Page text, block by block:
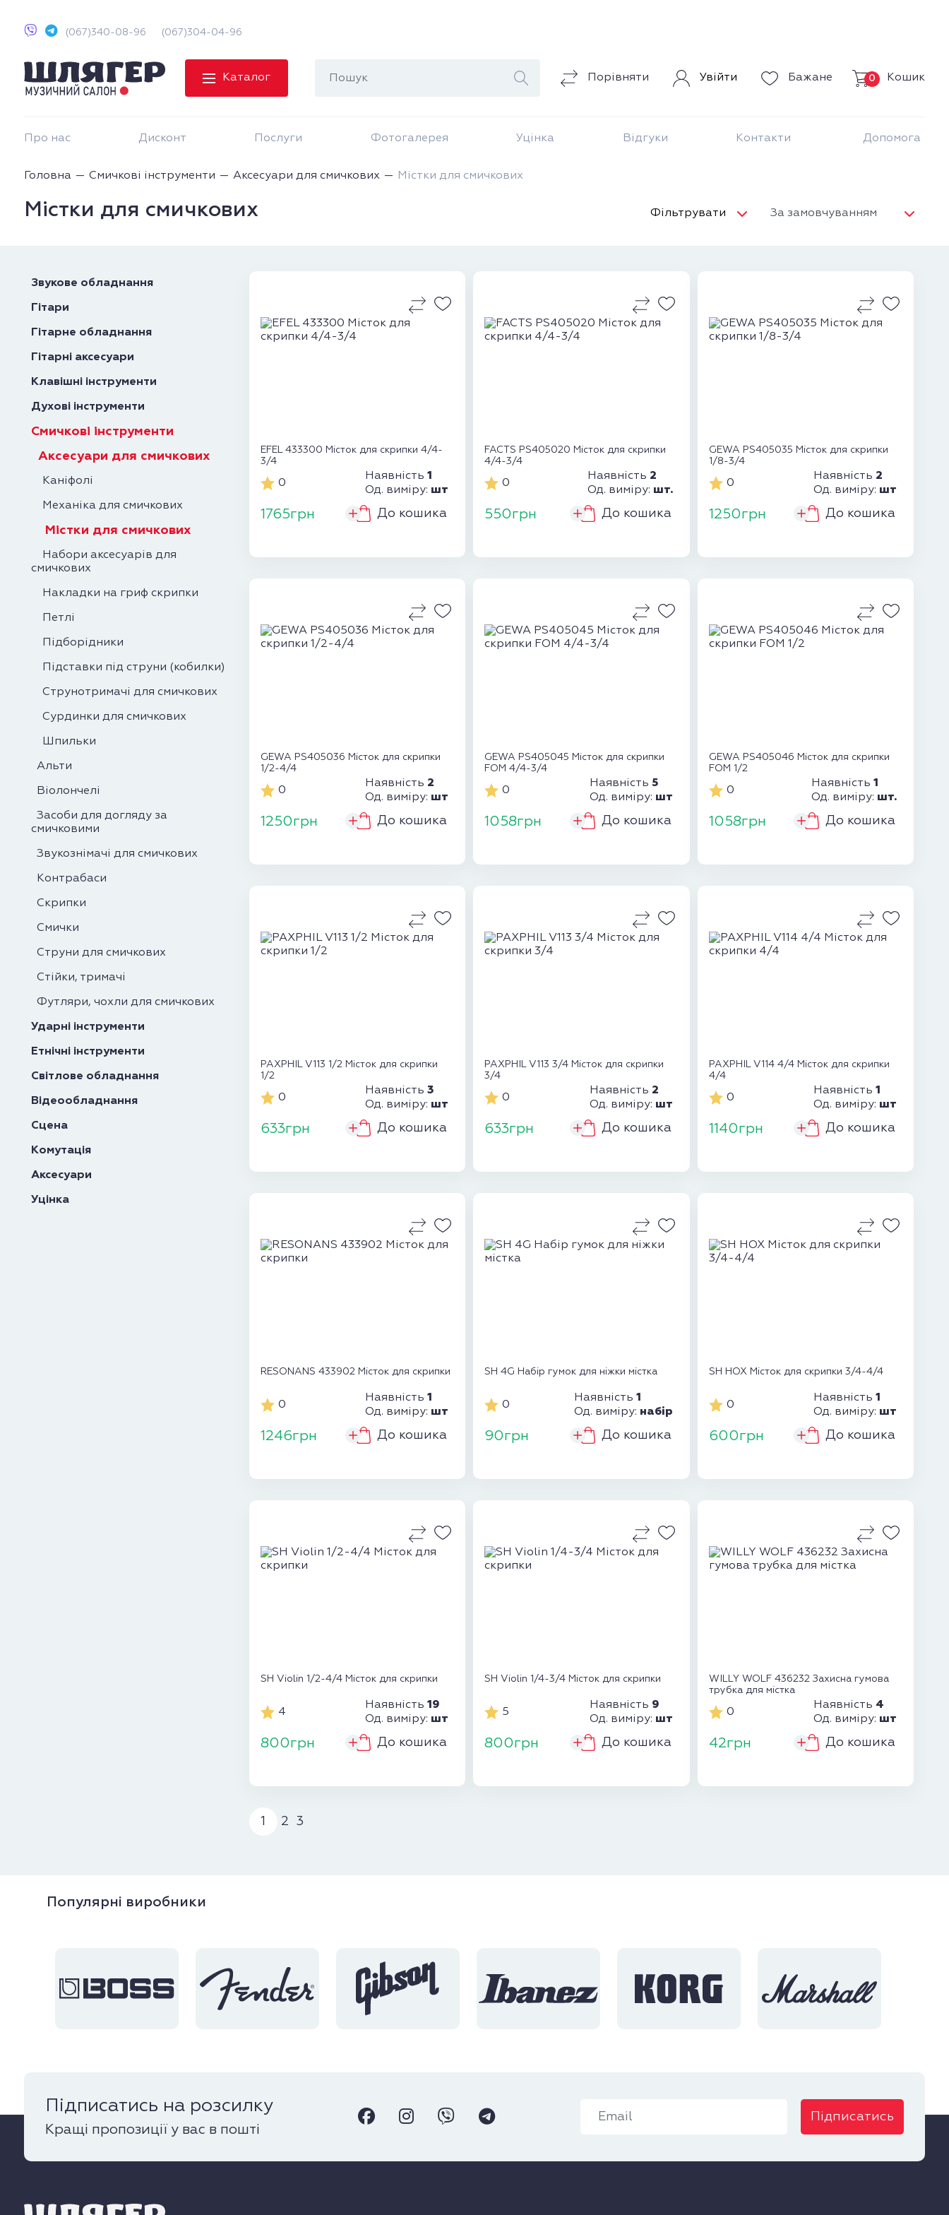
(067)340-08-96 (067)304-04-96
Каталог Порівняти Увійти Бажане Кошик
0
Про нас Дисконт Послуги Фотогалерея Уцінка Відгуки Контакти Допомога
Головна Смичкові інструменти Аксесуари для смичкових Містки для смичкових
Містки для смичкових Фільтрувати
Звукове обладнання
Гітари
Гітарне обладнання
Гітарні аксесуари
Клавішні інструменти
Духові інструменти
Смичкові інструменти
Аксесуари для смичкових
Каніфолі
Механіка для смичкових
Містки для смичкових
Набори аксесуарів для
смичкових
Накладки на гриф скрипки
Петлі
Підборідники
Підставки під струни (кобилки)
Струнотримачі для смичкових
Сурдинки для смичкових
Шпильки
Альти
Віолончелі
Засоби для догляду за
смичковими
Звукознімачі для смичкових
Контрабаси
Скрипки
Смички
Струни для смичкових
Стійки, тримачі
Футляри, чохли для смичкових
Ударні інструменти
Етнічні інструменти
Світлове обладнання
Відеообладнання
Сцена
Комутація
Аксесуари
Уцінка
EFEL 433300 Місток для скрипки 4/4-
3/4
0
Наявність1
Од. виміру: шт
1765грн До кошика
FACTS PS405020 Місток для скрипки
4/4-3/4
0
Наявність 2
Од. виміру: шт.
550грн До кошика
GEWA PS405035 Місток для скрипки
1/8-3/4
0
Наявність 2
Од. виміру: шт
1250грн До кошика
GEWA PS405036 Місток для скрипки
1/2-4/4
0
Наявність 2
Од. виміру: шт
1250грн До кошика
GEWA PS405045 Місток для скрипки
FOM 4/4-3/4
0
Наявність 5
Од. виміру: шт
1058грн До кошика
GEWA PS405046 Місток для скрипки
FOM 1/2
0
Наявність1
Од. виміру: шт.
1058грн До кошика
PAXPHIL V113 1/2 Місток для скрипки
1/2
0
Наявність3
Од. виміру: шт
633грн До кошика
PAXPHIL V113 3/4 Місток для скрипки
3/4
0
Наявність 2
Од. виміру: шт
633грн До кошика
PAXPHIL V114 4/4 Місток для скрипки
4/4
0
Наявність1
Од. виміру: шт
1140грн До кошика
RESONANS 433902 Місток для скрипки
0
Наявність1
Од. виміру: шт
1246грн До кошика
SH 4G Набір гумок для ніжки містка
0
Наявність 1
Од. виміру: набір
90грн До кошика
SH HOX Місток для скрипки 3/4-4/4
0
Наявність1
Од. виміру: шт
600грн До кошика
SH Violin 1/2-4/4 Місток для скрипки
4
Наявність19
Од. виміру: шт
800грн До кошика
SH Violin 1/4-3/4 Місток для скрипки
5
Наявність 9
Од. виміру: шт
800грн До кошика
WILLY WOLF 436232 Захисна гумова
трубка для містка
0
Наявність 4
Од. виміру: шт
42грн До кошика
1 2 3
Популярні виробники
Підписатись на розсилку
Кращі пропозиції у вас в пошті
Підписатись